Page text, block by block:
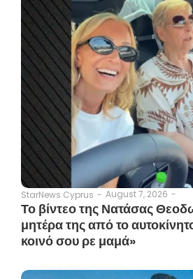
StarNews Cyprus - August 7, 2026 -
Το βίντεο της Νατάσας
μητέρα της από το
κοινό σου ρε μαμά»